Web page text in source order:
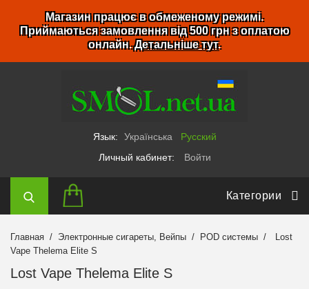
Магазин працює в обмеженому режимі.
Приймаються замовлення від 500 грн з оплатою
онлайн.Детальніше тут.
Язык: Українська
Русский
Личный кабинет:
Войти
Категории
Главная Электронные сигареты, Вейпы POD системы
Lost
Vape Thelema Elite S
Lost Vape Thelema Elite S